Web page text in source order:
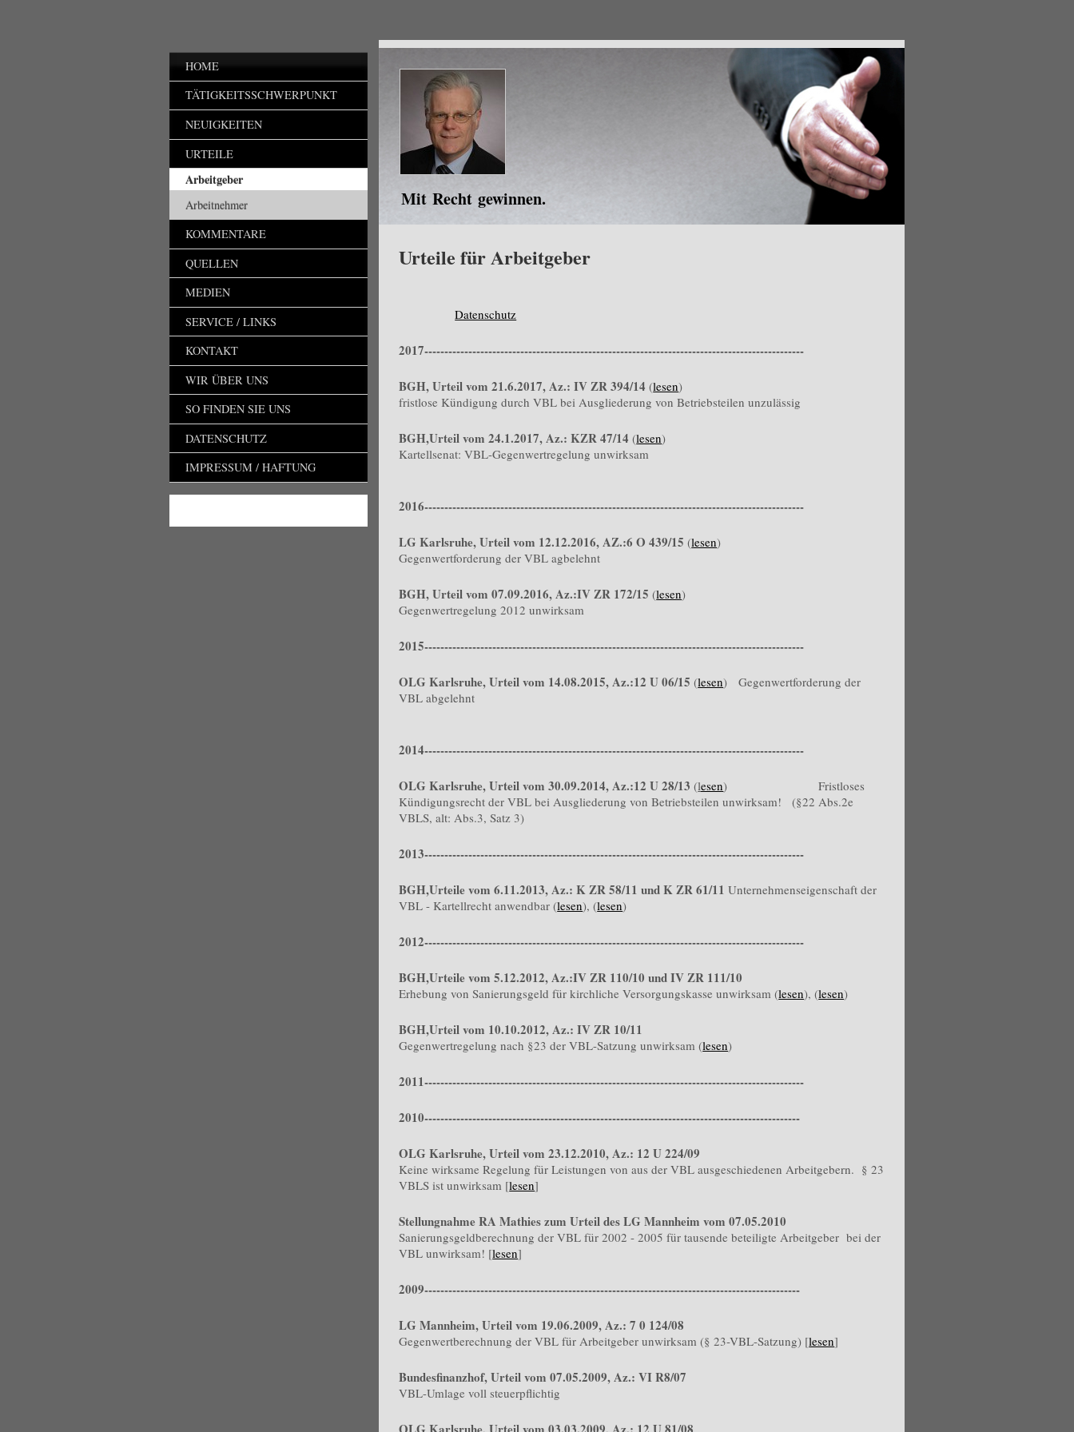
Mit Recht gewinnen.
Urteile für Arbeitgeber
Datenschutz
2017-----------------------------------------------------------------------------------------------
BGH, Urteil vom 21.6.2017, Az.: IV ZR 394/14 (lesen)
fristlose Kündigung durch VBL bei Ausgliederung von Betriebsteilen unzulässig
BGH,Urteil vom 24.1.2017, Az.: KZR 47/14 (lesen)
Kartellsenat: VBL-Gegenwertregelung unwirksam
2016-----------------------------------------------------------------------------------------------
LG Karlsruhe, Urteil vom 12.12.2016, AZ.:6 O 439/15 (lesen)
Gegenwertforderung der VBL agbelehnt
BGH, Urteil vom 07.09.2016, Az.:IV ZR 172/15 (lesen)
Gegenwertregelung 2012 unwirksam
2015-----------------------------------------------------------------------------------------------
OLG Karlsruhe, Urteil vom 14.08.2015, Az.:12 U 06/15 (lesen) Gegenwertforderung der
VBL abgelehnt
2014-----------------------------------------------------------------------------------------------
OLG Karlsruhe, Urteil vom 30.09.2014, Az.:12 U 28/13 (lesen) Fristloses
Kündigungsrecht der VBL bei Ausgliederung von Betriebsteilen unwirksam! (§22 Abs.2e
VBLS, alt: Abs.3, Satz 3)
2013-----------------------------------------------------------------------------------------------
BGH,Urteile vom 6.11.2013, Az.: K ZR 58/11 und K ZR 61/11 Unternehmenseigenschaft der
VBL - Kartellrecht anwendbar (lesen), (lesen)
2012-----------------------------------------------------------------------------------------------
BGH,Urteile vom 5.12.2012, Az.:IV ZR 110/10 und IV ZR 111/10
Erhebung von Sanierungsgeld für kirchliche Versorgungskasse unwirksam (lesen), (lesen)
BGH,Urteil vom 10.10.2012, Az.: IV ZR 10/11
Gegenwertregelung nach §23 der VBL-Satzung unwirksam (lesen)
2011-----------------------------------------------------------------------------------------------
2010----------------------------------------------------------------------------------------------
OLG Karlsruhe, Urteil vom 23.12.2010, Az.: 12 U 224/09
Keine wirksame Regelung für Leistungen von aus der VBL ausgeschiedenen Arbeitgebern. § 23
VBLS ist unwirksam [lesen]
Stellungnahme RA Mathies zum Urteil des LG Mannheim vom 07.05.2010
Sanierungsgeldberechnung der VBL für 2002 - 2005 für tausende beteiligte Arbeitgeber bei der
VBL unwirksam! [lesen]
2009----------------------------------------------------------------------------------------------
LG Mannheim, Urteil vom 19.06.2009, Az.: 7 0 124/08
Gegenwertberechnung der VBL für Arbeitgeber unwirksam (§ 23-VBL-Satzung) [lesen]
Bundesfinanzhof, Urteil vom 07.05.2009, Az.: VI R8/07
VBL-Umlage voll steuerpflichtig
HOME
TÄTIGKEITSSCHWERPUNKT
NEUIGKEITEN
URTEILE
Arbeitgeber
Arbeitnehmer
KOMMENTARE
QUELLEN
MEDIEN
SERVICE / LINKS
KONTAKT
WIR ÜBER UNS
SO FINDEN SIE UNS
DATENSCHUTZ
IMPRESSUM / HAFTUNG